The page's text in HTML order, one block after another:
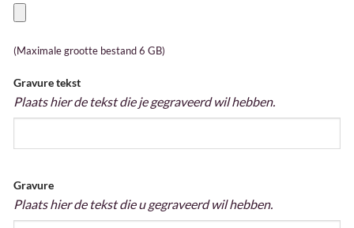
(Maximale grootte bestand 6 GB)
Gravure tekst
Plaats hier de tekst die je gegraveerd wil hebben.
Gravure
Plaats hier de tekst die u gegraveerd wil hebben.